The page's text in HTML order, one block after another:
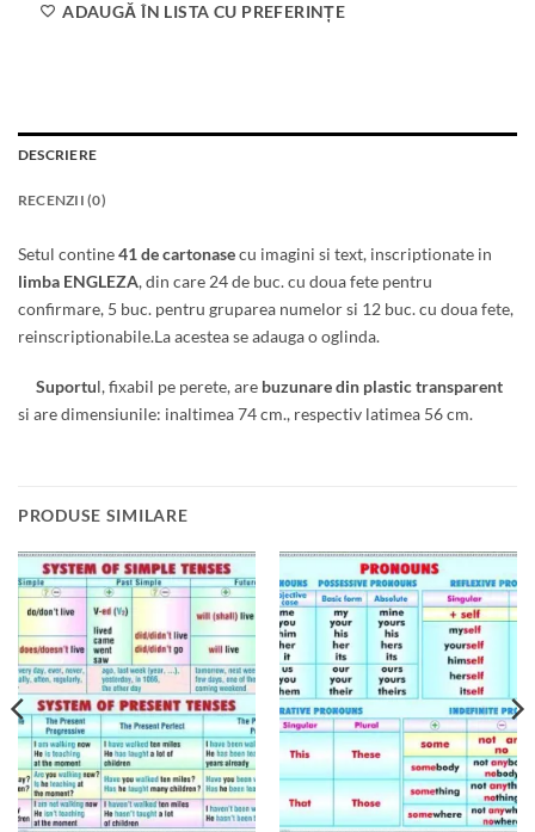
ADAUGĂ ÎN LISTA CU PREFERINȚE
DESCRIERE
RECENZII (0)
Setul contine41 de cartonasecu imagini si text, inscriptionate in
limba ENGLEZA, din care 24 de buc. cu doua fete pentru
confirmare, 5 buc. pentru gruparea numelor si 12 buc. cu doua fete,
reinscriptionabile.La acestea se adauga o oglinda.
Suportul, fixabil pe perete, are buzunare din plastic transparent
si are dimensiunile: inaltimea 74 cm., respectiv latimea 56 cm.
PRODUSE SIMILARE